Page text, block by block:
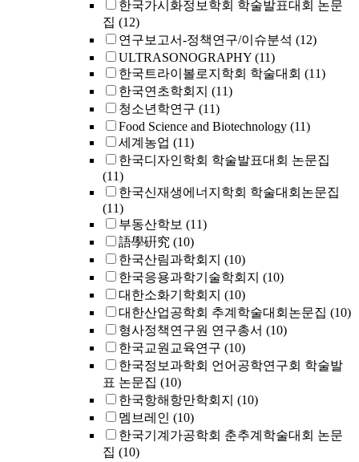
한국가시화정보학회 학술발표대회 논문
집 (12)
연구보고서-정책연구/이슈분석 (12)
ULTRASONOGRAPHY (11)
한국트라이볼로지학회 학술대회 (11)
한국연초학회지 (11)
청소년학연구 (11)
Food Science and Biotechnology (11)
세계농업 (11)
한국디자인학회 학술발표대회 논문집
(11)
한국신재생에너지학회 학술대회논문집
(11)
부동산학보 (11)
語學硏究 (10)
한국산림과학회지 (10)
한국응용과학기술학회지 (10)
대한소화기학회지 (10)
대한산업공학회 추계학술대회논문집 (10)
형사정책연구원 연구총서 (10)
한국교원교육연구 (10)
한국정보과학회 언어공학연구회 학술발
표 논문집 (10)
한국항해항만학회지 (10)
멤브레인 (10)
한국기계가공학회 춘추계학술대회 논문
집 (10)